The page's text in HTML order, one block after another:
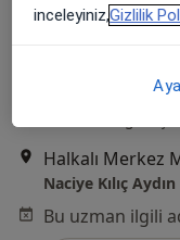
Uzm. Dr.
Naciye Kılıç
inceleyiniz,Gizlilik